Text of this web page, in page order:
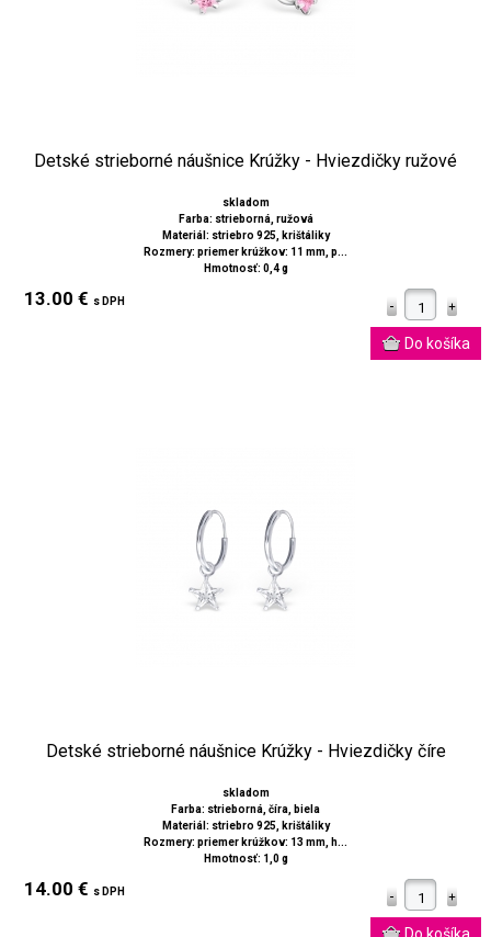
Detské strieborné náušnice Krúžky - Hviezdičky ružové
skladom
Farba: strieborná, ružová
Materiál: striebro 925, krištáliky
Rozmery: priemer krúžkov: 11 mm, p...
Hmotnosť: 0,4 g
13.00 € s DPH
Detské strieborné náušnice Krúžky - Hviezdičky číre
skladom
Farba: strieborná, číra, biela
Materiál: striebro 925, krištáliky
Rozmery: priemer krúžkov: 13 mm, h...
Hmotnosť: 1,0 g
14.00 € s DPH